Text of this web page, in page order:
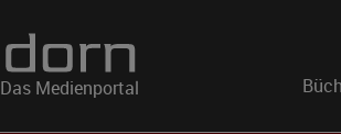
Das Medienportal